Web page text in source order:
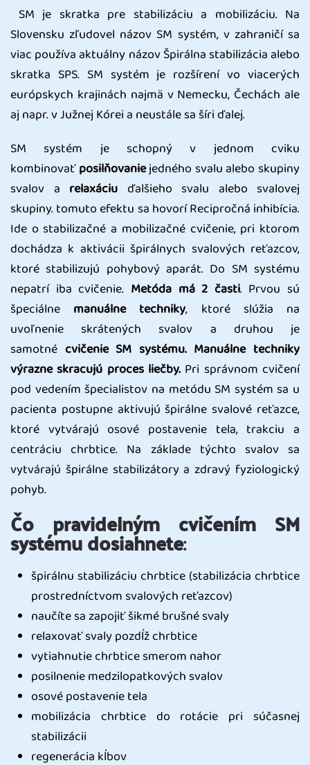
SM je skratka pre stabilizáciu a mobilizáciu. Na
Slovensku zľudovel názov SM systém, v zahraničí sa
viac používa aktuálny názov Špirálna stabilizácia alebo
skratka SPS. SM systém je rozšírení vo viacerých
európskych krajinách najmä v Nemecku, Čechách ale
aj napr. v Južnej Kórei a neustále sa šíri ďalej.
SM systém je schopný v jednom cviku
kombinovaťposilňovaniejedného svalu alebo skupiny
svalov a relaxáciu ďalšieho svalu alebo svalovej
skupiny. tomuto efektu sa hovorí Recipročná inhibícia.
Ide o stabilizačné a mobilizačné cvičenie, pri ktorom
dochádza k aktivácii špirálnych svalových reťazcov,
ktoré stabilizujú pohybový aparát. Do SM systému
nepatrí iba cvičenie. Metóda má 2 časti. Prvou sú
špeciálne manuálne techniky, ktoré slúžia na
uvoľnenie skrátených svalov a druhou je
samotné cvičenie SM systému. Manuálne techniky
výrazne skracujú proces liečby. Pri správnom cvičení
pod vedením špecialistov na metódu SM systém sa u
pacienta postupne aktivujú špirálne svalové reťazce,
ktoré vytvárajú osové postavenie tela, trakciu a
centráciu chrbtice. Na základe týchto svalov sa
vytvárajú špirálne stabilizátory a zdravý fyziologický
pohyb.
Čo pravidelným cvičením SM
systému dosiahnete:
špirálnu stabilizáciu chrbtice (stabilizácia chrbtice
prostredníctvom svalových reťazcov)
naučíte sa zapojiť šikmé brušné svaly
relaxovať svaly pozdĺž chrbtice
vytiahnutie chrbtice smerom nahor
posilnenie medzilopatkových svalov
osové postavenie tela
mobilizácia chrbtice do rotácie pri súčasnej
stabilizácii
regenerácia kĺbov